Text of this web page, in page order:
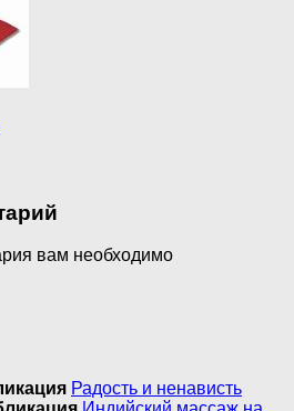
вам необходимо
Радость и ненависть